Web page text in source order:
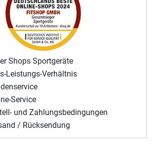
Shops Sportgeräte
Leistungs-Verhältnis
Service
und Zahlungsbedingungen
/ Rücksendung